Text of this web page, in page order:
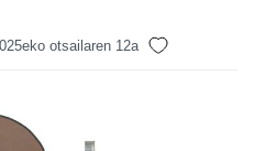
otsailaren 12a